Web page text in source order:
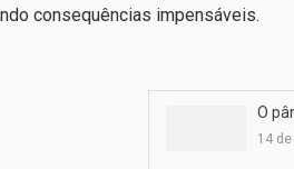
consequências impensáveis.
14